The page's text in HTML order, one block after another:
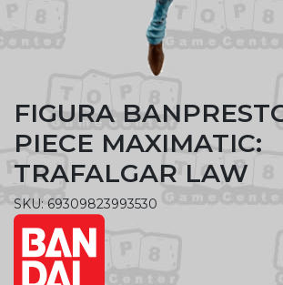
FIGURA
PIECE MAXIMATIC:
TRAFALGAR LAW
SKU: 69309823993530